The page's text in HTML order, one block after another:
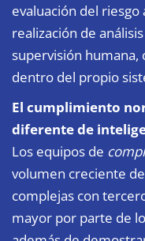
evaluación del riesgo
realización de
supervisión humana,
dentro del propio
El cumplimiento
diferente de
Los equipos de
volumen creciente
complejas con
mayor por parte de